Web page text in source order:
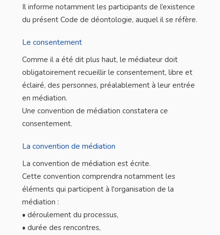
Il informe notamment les participants de l’existence
du présent Code de déontologie, auquel il se réfère.
Le consentement
Comme il a été dit plus haut, le médiateur doit
obligatoirement recueillir le consentement, libre et
éclairé, des personnes, préalablement à leur entrée
en médiation.
Une convention de médiation constatera ce
consentement.
La convention de médiation
La convention de médiation est écrite.
Cette convention comprendra notamment les
éléments qui participent à l'organisation de la
médiation :
• déroulement du processus,
• durée des rencontres,